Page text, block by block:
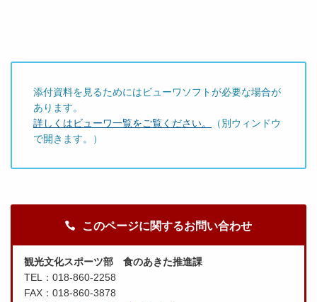
添付資料を見るためにはビューワソフトが必要な場合が
あります。
詳しくはビューワ一覧をご覧ください。
（別ウィンドウ
で開きます。）
このページに関するお問い合わせ
観光文化スポーツ部 食のあきた推進課
TEL：018-860-2258
FAX：018-860-3878